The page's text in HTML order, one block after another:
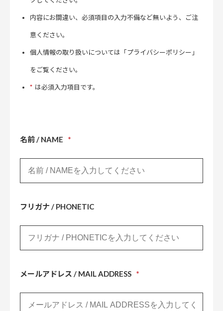
内容にお間違い、必須項目の入力不備など無いよう、ご注
意ください。
個人情報の取り扱いについては「プライバシーポリシー」
をご覧ください。
* は必須入力項目です。
名前 / NAME *
フリガナ / PHONETIC
メールアドレス / MAIL ADDRESS *